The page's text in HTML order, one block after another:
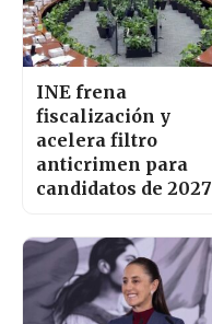
INE frena
fiscalización y
acelera filtro
anticrimen para
candidatos de 2027